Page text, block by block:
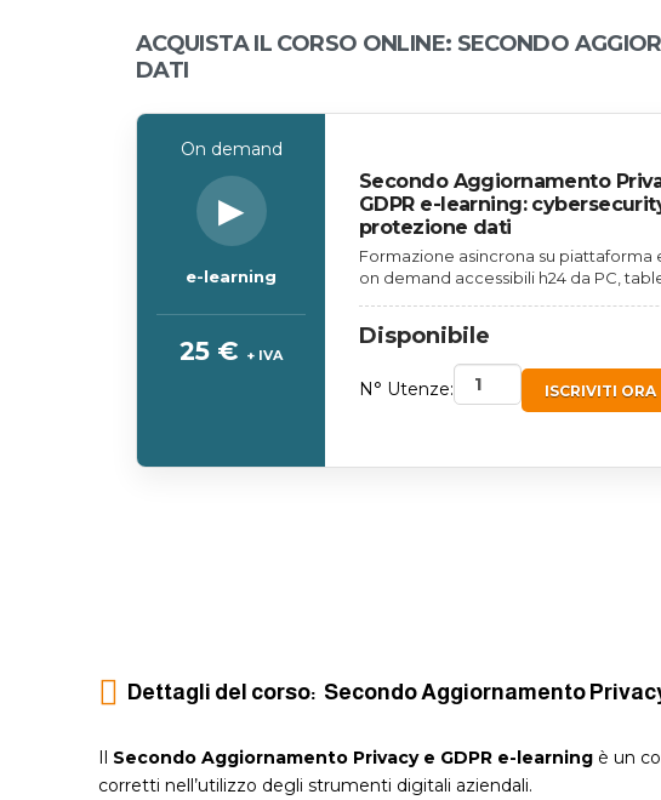
ACQUISTA IL CORSO ONLINE: SECONDO
DATI
On demand
▶
e-learning
25 € + IVA
Secondo Aggiornamento
GDPR e-learning:
protezione dati
Formazione asincrona su
on demand accessibili h24 da PC,
Disponibile
N° Utenze: ISCRIVITI ORA
Dettagli del corso: Secondo Aggiornamento
Il Secondo Aggiornamento Privacy e GDPR e-learningè un
corretti nell’utilizzo degli strumenti digitali aziendali.